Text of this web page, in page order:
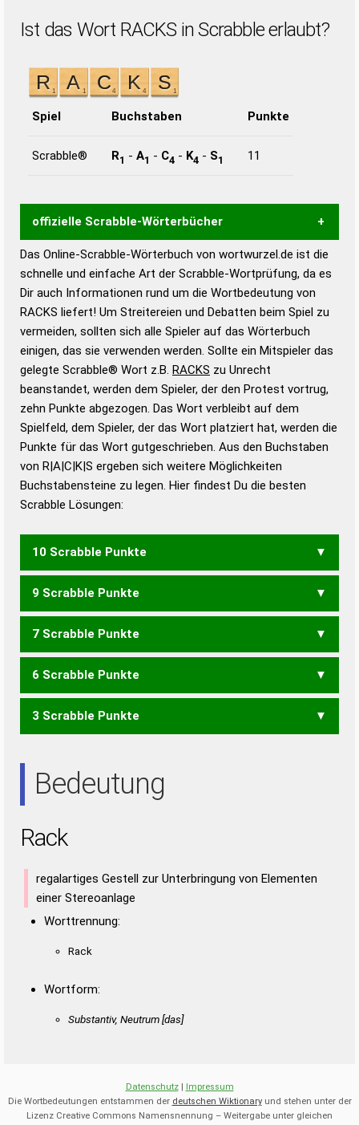
Ist das Wort RACKS in Scrabble erlaubt?
Spiel Buchstaben Punkte
Scrabble® R1 - A1 - C4 - K4 - S1 11
offizielle Scrabble-Wörterbücher
Wortwurzel liefert mit Hilfe eines semantischen
Wortanalyse-Algorithmus gute Anhaltspunkte zu
Wortbedeutung, Worttrennung und Wortform, um die
Gültigkeit eines Wortes für das Scrabble-Spiel zu
bestimmen!
zugelassene Turnier Scrabble-
Wörterbücher sind:
Duden – Standardwerk in 12 Bänden
Duden – Richtiges und gutes
Deutsch
Duden – Die deutsche Grammatik
Duden – Deutsches
Das Online-Scrabble-Wörterbuch von wortwurzel.de ist die
schnelle und einfache Art der Scrabble-Wortprüfung, da es
Dir auch Informationen rund um die Wortbedeutung von
RACKS liefert! Um Streitereien und Debatten beim Spiel zu
vermeiden, sollten sich alle Spieler auf das Wörterbuch
einigen, das sie verwenden werden. Sollte ein Mitspieler das
gelegte Scrabble® Wort z.B. RACKS zu Unrecht
beanstandet, werden dem Spieler, der den Protest vortrug,
zehn Punkte abgezogen. Das Wort verbleibt auf dem
Spielfeld, dem Spieler, der das Wort platziert hat, werden die
Punkte für das Wort gutgeschrieben. Aus den Buchstaben
von R|A|C|K|S ergeben sich weitere Möglichkeiten
Buchstabensteine zu legen. Hier findest Du die besten
Scrabble Lösungen:
10 Scrabble Punkte
SACK
9 Scrabble Punkte
KSC
7 Scrabble Punkte
CARS KARS
6 Scrabble Punkte
CAR KAR SKA
3 Scrabble Punkte
Bedeutung
Rack
regalartiges Gestell zur Unterbringung von Elementen
einer Stereoanlage
Worttrennung:
Rack
Wortform:
Substantiv, Neutrum [das]
Datenschutz| Impressum
Die Wortbedeutungen entstammen der deutschen Wiktionaryund stehen unter der
Lizenz Creative Commons Namensnennung – Weitergabe unter gleichen